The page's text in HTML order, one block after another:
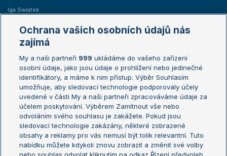
Iga Swiatek
Žebříčky
Žebříček ATP (muži)
Žebříček WTA (ženy)
Sázkařský žebříček
Australian Open
French Open
Wimbledon
US Open
Turnaj mistrů
Turnaj mistryň
Aktualní trendy
Ochrana vašich osobních údajů nás
zajímá
My a naši partneři 999 ukládáme do vašeho zařízení
osobní údaje, jako jsou údaje o prohlížení nebo jedinečné
identifikátory, a máme k nim přístup. Výběr Souhlasím
umožňuje, aby sledovací technologie podporovaly účely
uvedené v části My a naši partneři zpracováváme údaje za
účelem poskytování. Výběrem Zamítnout vše nebo
odvoláním svého souhlasu je zakážete. Pokud jsou
sledovací technologie zakázány, některé zobrazené
obsahy a reklamy pro vás nemusí být tolik relevantní. Tuto
nabídku můžete kdykoli znovu zobrazit a změnit své volby